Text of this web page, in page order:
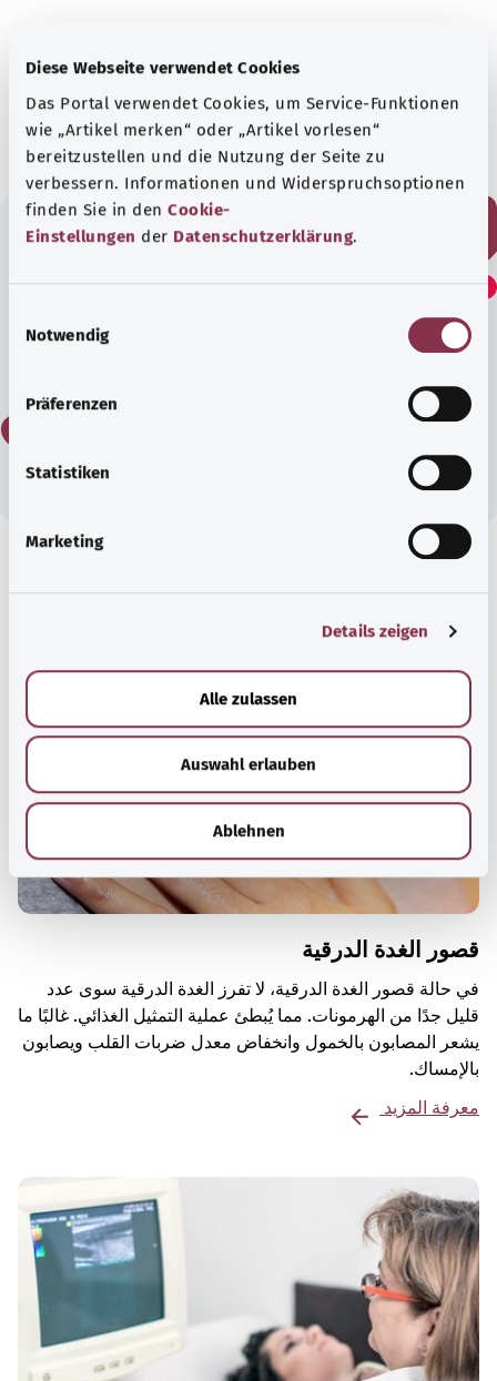
Diese Webseite verwendet Cookies
Das Portal verwendet Cookies, um Service-Funktionen
wie „Artikel merken“ oder „Artikel vorlesen“
bereitzustellen und die Nutzung der Seite zu
verbessern. Informationen und Widerspruchsoptionen
finden Sie in den Cookie-
Einstellungen der Datenschutzerklärung.
i
l
Notwendig
Präferenzen
Statistiken
Marketing
Details zeigen
Alle zulassen
Auswahl erlauben
Ablehnen
الحالة:17.06.2022
مقال موصى به
قصور الغدة الدرقية
في حالة قصور الغدة الدرقية، لا تفرز الغدة الدرقية سوى عدد
قليل جدًا من الهرمونات. مما يُبطئ عملية التمثيل الغذائي. غالبًا ما
يشعر المصابون بالخمول وانخفاض معدل ضربات القلب ويصابون
بالإمساك.
معرفة المزيد